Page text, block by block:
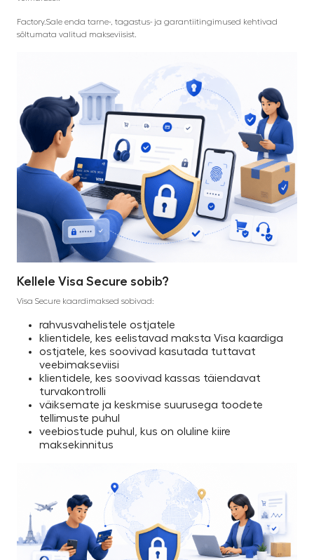
Factory.Sale enda tarne-, tagastus- ja garantiitingimused kehtivad
sõltumata valitud makseviisist.
Kellele Visa Secure sobib?
Visa Secure kaardimaksed sobivad:
rahvusvahelistele ostjatele
klientidele, kes eelistavad maksta Visa kaardiga
ostjatele, kes soovivad kasutada tuttavat
veebimakseviisi
klientidele, kes soovivad kassas täiendavat
turvakontrolli
väiksemate ja keskmise suurusega toodete
tellimuste puhul
veebiostude puhul, kus on oluline kiire
maksekinnitus